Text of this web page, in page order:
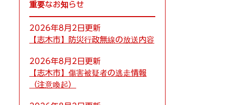
重要なお知らせ
2026年8月2日更新
【志木市】防災行政無線の放送内容
2026年8月2日更新
【志木市】傷害被疑者の逃走情報
（注意喚起）